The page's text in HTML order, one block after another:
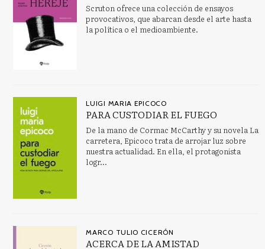
Scruton ofrece una colección de ensayos
provocativos, que abarcan desde el arte hasta
la política o el medioambiente.
LUIGI MARIA EPICOCO
PARA CUSTODIAR EL FUEGO
De la mano de Cormac McCarthy y su novela La
carretera, Epicoco trata de arrojar luz sobre
nuestra actualidad. En ella, el protagonista
logr...
MARCO TULIO CICERÓN
ACERCA DE LA AMISTAD